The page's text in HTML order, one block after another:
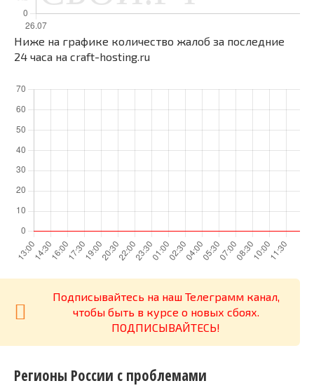
Ниже на графике количество жалоб за последние
24 часа на craft-hosting.ru
Подписывайтесь на наш Телеграмм канал,
чтобы быть в курсе о новых сбоях.
ПОДПИСЫВАЙТЕСЬ!
Регионы России с проблемами